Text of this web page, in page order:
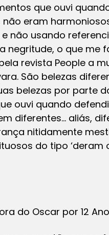
que ouvi
eram
não usando
negritude, o que me
revista People a
São belezas
belezas por parte
ouvi quando
diferentes… aliás,
nitidamente
do tipo
do Oscar por 12